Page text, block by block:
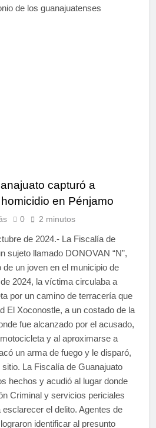
de los guanajuatenses
capturó a
en Pénjamo
0 2 minutos
de 2024.- La Fiscalía de
sujeto llamado DONOVAN “N”,
un joven en el municipio de
2024, la víctima circulaba a
por un camino de terracería que
El Xoconostle, a un costado de la
fue alcanzado por el acusado,
y al aproximarse a
un arma de fuego y le disparó,
La Fiscalía de Guanajuato
hechos y acudió al lugar donde
Criminal y servicios periciales
el delito. Agentes de
identificar al presunto